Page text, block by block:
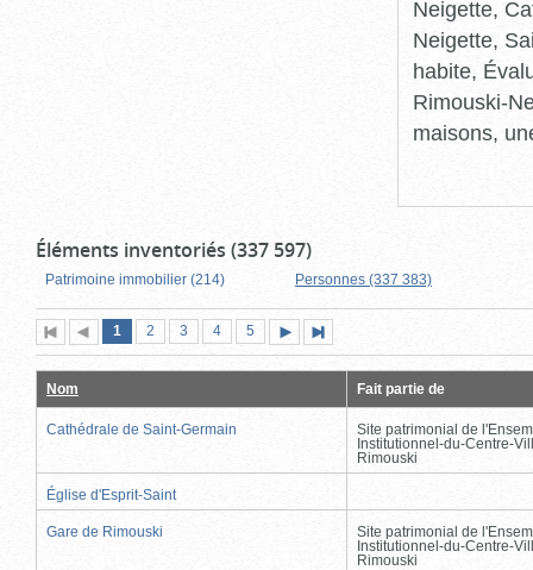
Neigette,
Neigette,
habite,
Rimouski-
maisons,
Éléments inventoriés (337 597)
Patrimoine immobilier (214) Personnes (337 383)
Première
page
Page
précédente
Page
1 (page
actuelle)
Page
2 Page
3 Page
4 Page
5
suivante
page
Nom Fait partie de
Cathédrale de Saint-Germain
Site patrimonial de
Institutionnel-du-Centre-
Rimouski
Église d'Esprit-Saint
Gare de Rimouski
Site patrimonial de
Institutionnel-du-Centre-
Rimouski